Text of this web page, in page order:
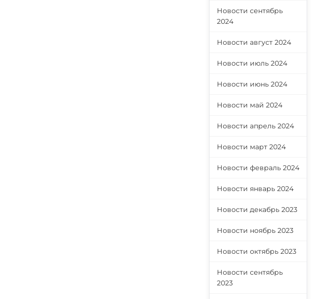
Новости сентябрь
2024
Новости август 2024
Новости июль 2024
Новости июнь 2024
Новости май 2024
Новости апрель 2024
Новости март 2024
Новости февраль 2024
Новости январь 2024
Новости декабрь 2023
Новости ноябрь 2023
Новости октябрь 2023
Новости сентябрь
2023